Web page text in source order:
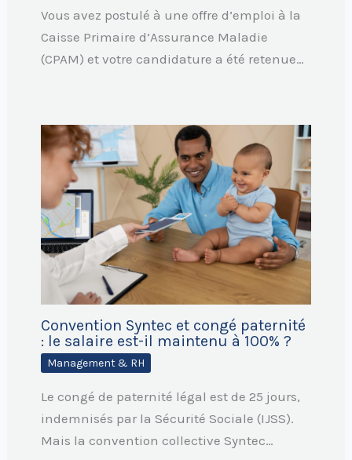
Vous avez postulé à une offre d’emploi à la
Caisse Primaire d’Assurance Maladie
(CPAM) et votre candidature a été retenue…
Convention Syntec et congé paternité
: le salaire est-il maintenu à 100% ?
Management & RH
Le congé de paternité légal est de 25 jours,
indemnisés par la Sécurité Sociale (IJSS).
Mais la convention collective Syntec…